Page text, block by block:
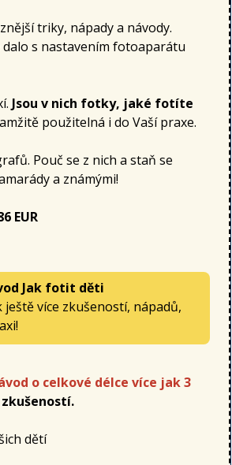
triky, nápady a návody.
s nastavením fotoaparátu
Jsou v nich fotky, jaké fotíte
použitelná i do Vaší praxe.
Pouč se z nich a staň se
a známými!
EUR
Jak fotit děti
ještě více zkušeností, nápadů,
o celkové délce více jak 3
dětí